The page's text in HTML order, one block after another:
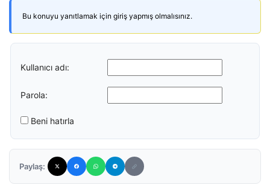
Bu konuyu yanıtlamak için giriş yapmış olmalısınız.
Kullanıcı adı:
Parola:
Beni hatırla
Paylaş: